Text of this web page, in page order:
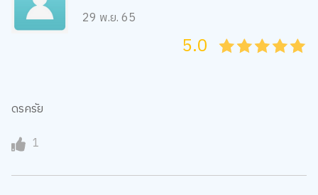
29 พ.ย. 65
45
4
35
3
25
2
15
1
05
5.0
ดรครัย
1